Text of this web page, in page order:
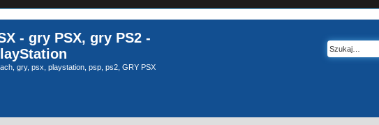
- gry PSX, gry PS2 -
gry, psx, playstation, psp, ps2, GRY PSX